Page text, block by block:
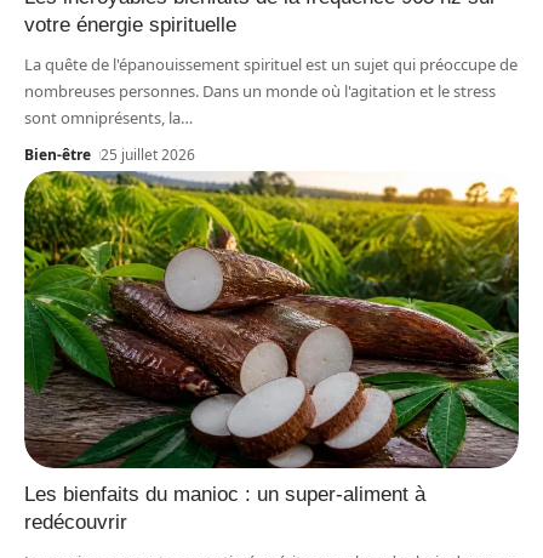
votre énergie spirituelle
La quête de l'épanouissement spirituel est un sujet qui préoccupe de
nombreuses personnes. Dans un monde où l'agitation et le stress
sont omniprésents, la…
Bien-être 25 juillet 2026
Les bienfaits du manioc : un super-aliment à
redécouvrir